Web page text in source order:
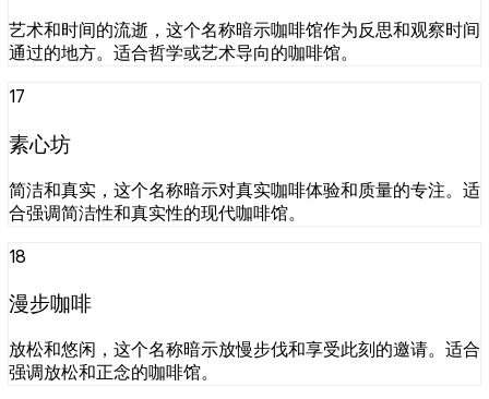
艺术和时间的流逝，这个名称暗示咖啡馆作为反思和观察时间
通过的地方。适合哲学或艺术导向的咖啡馆。
17
素心坊
简洁和真实，这个名称暗示对真实咖啡体验和质量的专注。适
合强调简洁性和真实性的现代咖啡馆。
18
漫步咖啡
放松和悠闲，这个名称暗示放慢步伐和享受此刻的邀请。适合
强调放松和正念的咖啡馆。